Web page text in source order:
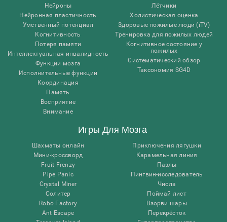
Нейроны
Нейронная пластичность
Умственный потенциал
Когнитивность
Потеря памяти
Интеллектуальная инвалидность
Функции мозга
Исполнительные функции
Координация
Память
Восприятие
Внимание
Лётчики
Холистическая оценка
Здоровые пожилые люди (iTV)
Тренировка для пожилых людей
Когнитивное состояние у
пожилых
Систематический обзор
Таксономия SG4D
Игры Для Мозга
Шахматы онлайн
Мини-кроссворд
Fruit Frenzy
Pipe Panic
Crystal Miner
Солитер
Robo Factory
Ant Escape
Приключения лягушки
Карамельная линия
Пазлы
Пингвин-исследователь
Числа
Поймай лист
Взорви шары
Перекрёсток